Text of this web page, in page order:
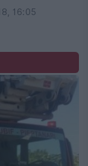
16:05